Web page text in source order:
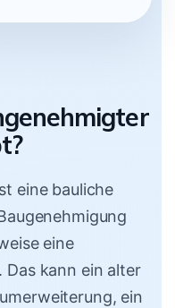
eine bauliche
eine
kann ein alter
ein